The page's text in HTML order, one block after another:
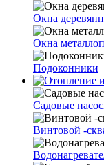
Окна
Окна
Подоконники
Cадовые
Винтовой -